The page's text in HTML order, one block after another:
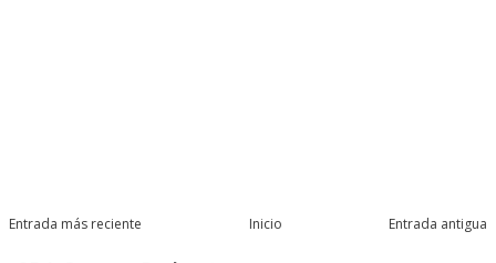
Entrada más reciente Entrada antigua
Inicio